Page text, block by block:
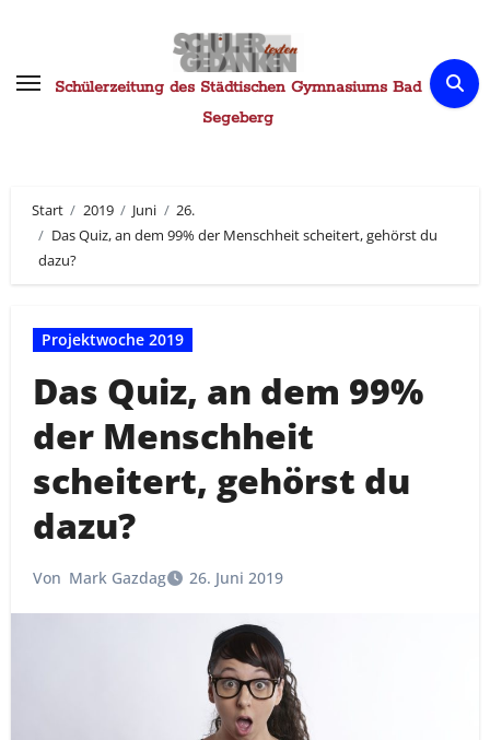
springenSchülerzeitung des Städtischen Gymnasiums Bad
Segeberg
Start 2019 Juni
26.
Das Quiz, an dem 99% der Menschheit scheitert, gehörst du
dazu?
Projektwoche 2019
Das Quiz, an dem 99%
der Menschheit
scheitert, gehörst du
dazu?
Von Mark Gazdag 26. Juni 2019